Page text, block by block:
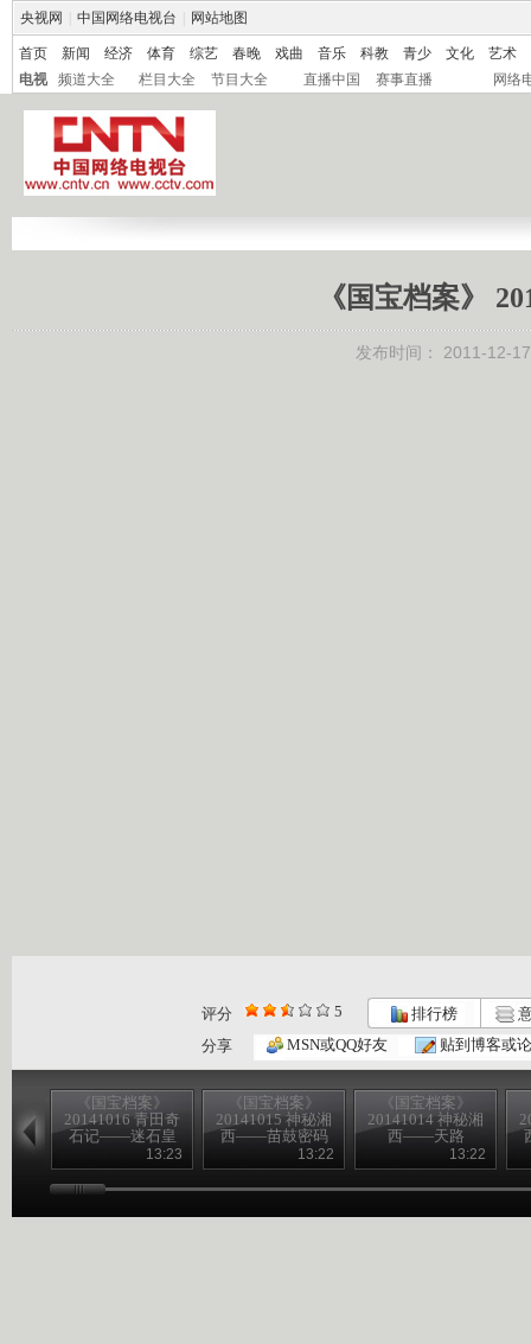
央视网 中国网络电视台 网站地图
首页 新闻 经济 体育 综艺 春晚 戏曲 音乐 科教 青少 文化
艺术
电视
频道大全 栏目大全 节目大全 直播中国 赛事直播 网络
《国宝档案》
发布时间： 2011-12-
评分 5 排行榜
分享
MSN或QQ好友 贴到博客或
《国宝档案》
20141016 青田奇
石记——迷石皇
13:23
《国宝档案》
20141015 神秘湘
西——苗鼓密码
13:22
《国宝档案》
20141014 神秘湘
西——天路
13:22